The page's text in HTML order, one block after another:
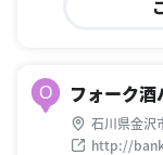
O フォーク
石川県金沢
http://